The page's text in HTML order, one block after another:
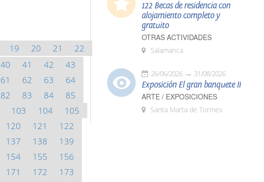
19 20 21
22
40 41 42
43
61 62 63
64
82 83 84
85
103 104
105
120 121
122
137 138
139
154 155
156
171 172
173
122 Becas de residencia con
alojamiento completo y
gratuito
OTRAS ACTIVIDADES
Salamanca
26/06/2026 31/08/2026
Exposición El gran banquete II
ARTE / EXPOSICIONES
Santa Marta de Tormes